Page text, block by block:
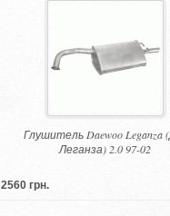
Глушитель Daewoo Leganza
Леганза) 2.0 97-02
2560 грн.